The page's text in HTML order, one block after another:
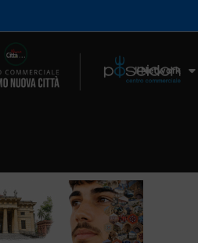
Il Network